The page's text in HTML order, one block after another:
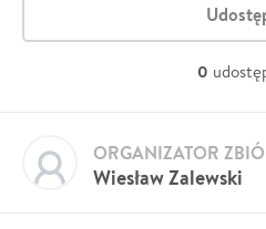
0
Wiesław Zalewski
ORGANIZATOR